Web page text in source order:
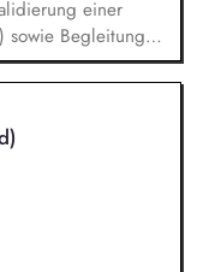
einer
sowie Begleitung
KPIs
und Gap-
und
Katalogs
Lösungen
2026
und dem